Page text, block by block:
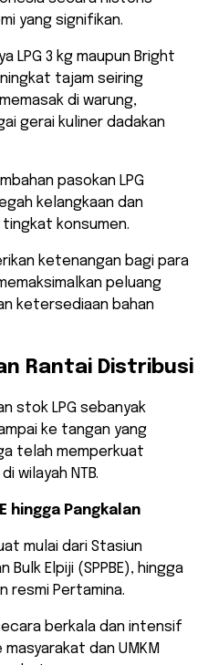
yang signifikan.
LPG 3 kg maupun Bright
tajam seiring
di warung,
gerai kuliner dadakan
pasokan LPG
kelangkaan dan
konsumen.
ketenangan bagi para
peluang
ketersediaan bahan
Rantai Distribusi
stok LPG sebanyak
ke tangan yang
telah memperkuat
wilayah NTB.
hingga Pangkalan
mulai dari Stasiun
Bulk Elpiji (SPPBE), hingga
resmi Pertamina.
berkala dan intensif
dan UMKM